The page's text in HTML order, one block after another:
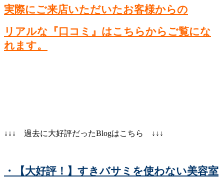
実際にご来店いただいたお客様からの
リアルな『口コミ』はこちらからご覧にな
れます。
↓↓↓ 過去に大好評だったBlogはこちら ↓↓↓
・【大好評！】すきバサミを使わない美容室